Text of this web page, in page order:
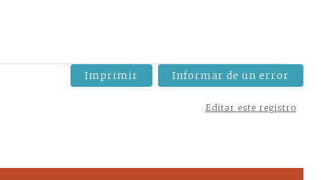
Imprimir Informar de un error
Editar este registro